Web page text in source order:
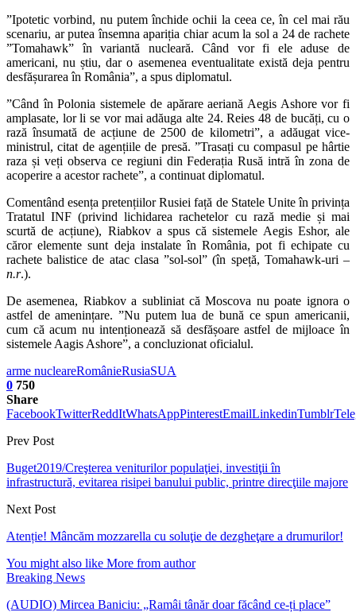
”Ipotetic vorbind, nu putem închide ochii la ceea ce, în cel mai rău
scenariu, ar putea însemna apariția chiar acum la sol a 24 de rachete
”Tomahawk” în variantă nucleară. Când vor fi ele aduse de
americani, nu știu, dar o asemenea eventualitate există deja pentru
desfășurarea în România”, a spus diplomatul.
”Când în Polonia sistemele de apărare aeriană Aegis Ashore vor fi
amplasate, lor li se vor mai adăuga alte 24. Reies 48 de bucăți, cu o
rază însumată de acțiune de 2500 de kilometri”, a adăugat vice-
ministrul, citat de agențiile de presă. ”Trasați cu compasul pe hârtie
raza și veți observa ce regiuni din Federația Rusă intră în zona de
acoperire a acestor rachete”, a continuat diplomatul.
Comentând esența pretențiilor Rusiei față de Statele Unite în privința
Tratatul INF (privind lichidarea rachetelor cu rază medie și mai
scurtă de acțiune), Riabkov a spus că sistemele Aegis Eshor, ale
căror elemente sunt deja instalate în România, pot fi echipate cu
rachete balistice de atac clasa ”sol-sol” (în speță, Tomahawk-uri –
n.r.).
De asemenea, Riabkov a subliniat că Moscova nu poate ignora o
astfel de amenințare. ”Nu putem lua de bună ce spun americanii,
cum că acum nu intenționează să desfășoare astfel de mijloace în
sistemele Aagis Ashore”, a concluzionat oficialul.
arme nucleareRomânieRusiaSUA
0 750
Share
FacebookTwitterReddItWhatsAppPinterestEmailLinkedinTumblr
Prev Post
Buget2019/Creşterea veniturilor populaţiei, investiţii în
infrastructură, evitarea risipei banului public, printre direcţiile majore
Next Post
Atenție! Mâncăm mozzarella cu soluţie de dezgheţare a drumurilor!
You might also like More from author
Breaking News
(AUDIO) Mircea Baniciu: „Ramâi tânăr doar făcând ce-ți place”